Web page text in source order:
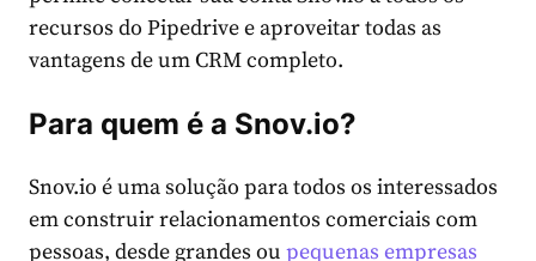
recursos do Pipedrive e aproveitar todas as
vantagens de umCRMcompleto.
Para quem é a Snov.io?
Snov.io é uma solução para todos os interessados
em construir relacionamentos comerciais com
pessoas, desde grandes ou pequenas empresas